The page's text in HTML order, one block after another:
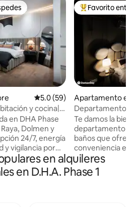
preferido
Calificación promedio: 5.0 de
5.0 (59)
y cocina|
Lahore
en DHA Phase
Dolmen y
24/7, energía
y vigilancia por
interior seguro y
y tiendas
✔ Aire
Favorito entre
Favorito entre
Apartamento en
Departamento
sala | DHA |
Lahore
Te damos la
departamento de
baños que ofrece
conveniencia en DHA
en una
Smart TV,
inverter en
en alquileres
en D.H.A. Phase 1